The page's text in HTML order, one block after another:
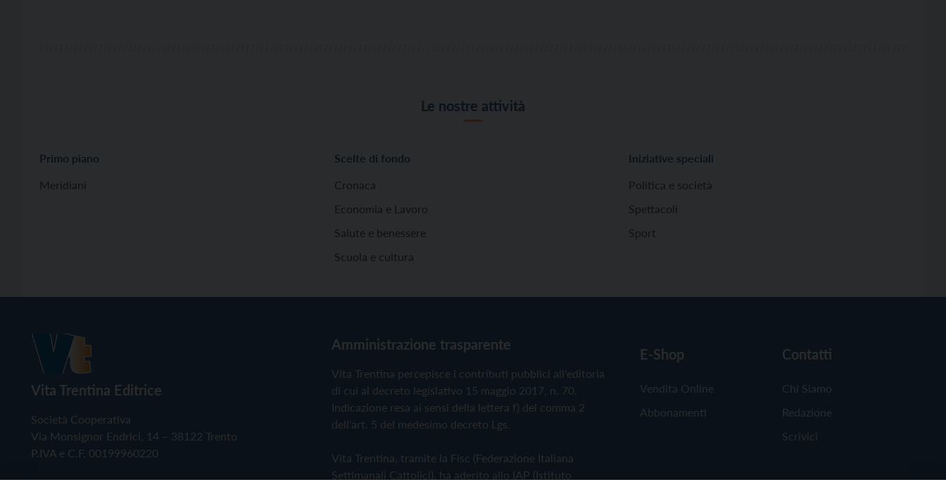
Le nostre attività
Primo piano
Meridiani
Scelte di fondo
Cronaca
Economia e Lavoro
Salute e benessere
Scuola e cultura
Iniziative speciali
Politica e società
Spettacoli
Sport
Vita Trentina Editrice
Società Cooperativa
Via Monsignor Endrici, 14 – 38122 Trento
P.IVA e C.F. 00199960220
Amministrazione trasparente
Vita Trentina percepisce i contributi pubblici all'editoria
di cui al decreto legislativo 15 maggio 2017, n. 70.
Indicazione resa ai sensi della lettera f) del comma 2
dell'art. 5 del medesimo decreto Lgs.
Vita Trentina, tramite la Fisc (Federazione Italiana
Settimanali Cattolici), ha aderito allo IAP (Istituto
E-Shop
Vendita Online
Abbonamenti
Contatti
Chi Siamo
Redazione
Scrivici